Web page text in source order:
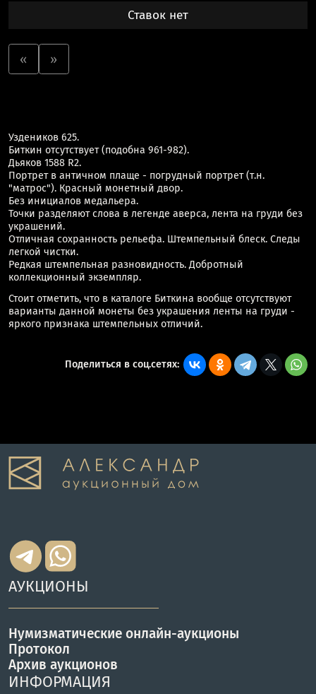
Ставок нет
« »
Уздеников 625.
Биткин отсутствует (подобна 961-982).
Дьяков 1588 R2.
Портрет в античном плаще - погрудный портрет (т.н.
"матрос"). Красный монетный двор.
Без инициалов медальера.
Точки разделяют слова в легенде аверса, лента на груди без
украшений.
Отличная сохранность рельефа. Штемпельный блеск. Следы
легкой чистки.
Редкая штемпельная разновидность. Добротный
коллекционный экземпляр.
Стоит отметить, что в каталоге Биткина вообще отсутствуют
варианты данной монеты без украшения ленты на груди -
яркого признака штемпельных отличий.
Поделиться в соц.сетях:
АУКЦИОНЫ
Нумизматические онлайн-аукционы
Протокол
Архив аукционов
ИНФОРМАЦИЯ